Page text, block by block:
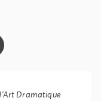
Dramatique